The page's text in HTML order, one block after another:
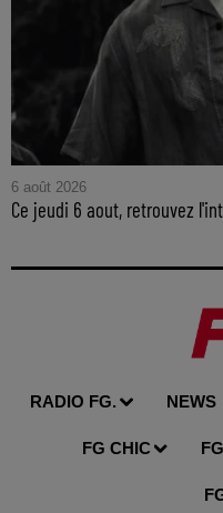
6 août 2026
Ce jeudi 6 aout, retrouvez
RADIO FG. NEWS
FG CHIC